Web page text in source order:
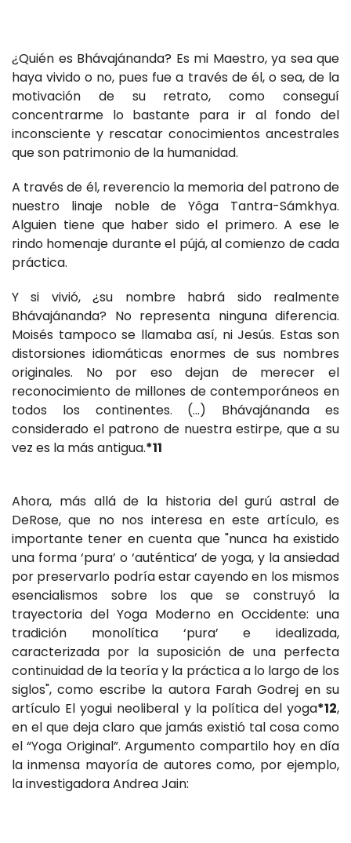
¿Quién es Bhávajánanda? Es mi Maestro, ya sea que
haya vivido o no, pues fue a través de él, o sea, de la
motivación de su retrato, como conseguí
concentrarme lo bastante para ir al fondo del
inconsciente y rescatar conocimientos ancestrales
que son patrimonio de la humanidad.
A través de él, reverencio la memoria del patrono de
nuestro linaje noble de Yôga Tantra-Sámkhya.
Alguien tiene que haber sido el primero. A ese le
rindo homenaje durante el pújá, al comienzo de cada
práctica.
Y si vivió, ¿su nombre habrá sido realmente
Bhávajánanda? No representa ninguna diferencia.
Moisés tampoco se llamaba así, ni Jesús. Estas son
distorsiones idiomáticas enormes de sus nombres
originales. No por eso dejan de merecer el
reconocimiento de millones de contemporáneos en
todos los continentes. (...) Bhávajánanda es
considerado el patrono de nuestra estirpe, que a su
vez es la más antigua.*11
Ahora, más allá de la historia del gurú astral de
DeRose, que no nos interesa en este artículo, es
importante tener en cuenta que "nunca ha existido
una forma ‘pura’ o ‘auténtica’ de yoga, y la ansiedad
por preservarlo podría estar cayendo en los mismos
esencialismos sobre los que se construyó la
trayectoria del Yoga Moderno en Occidente: una
tradición monolítica ‘pura’ e idealizada,
caracterizada por la suposición de una perfecta
continuidad de la teoría y la práctica a lo largo de los
siglos", como escribe la autora Farah Godrej en su
artículo El yogui neoliberal y la política del yoga*12,
en el que deja claro que jamás existió tal cosa como
el “Yoga Original”. Argumento compartilo hoy en día
la inmensa mayoría de autores como, por ejemplo,
la investigadora Andrea Jain: